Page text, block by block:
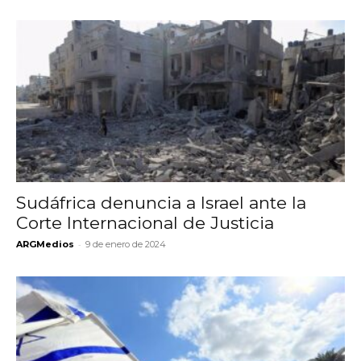
Sudáfrica denuncia a Israel ante la
Corte Internacional de Justicia
ARGMedios - 9 de enero de 2024